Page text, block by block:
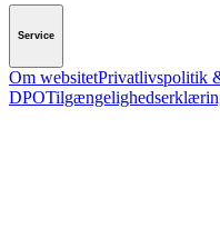
Service
Om websitetPrivatlivspolitik
DPO